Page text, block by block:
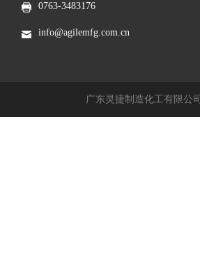
0763-3483176
info@agilemfg.com.cn
广东灵捷制造化工有限公司